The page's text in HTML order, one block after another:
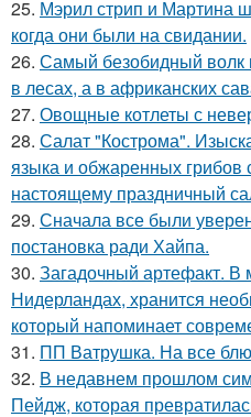
25. Мэрил стрип и Мартина
когда они были на свидании.
26. Самый безобидный волк
в лесах, а в африканских
27. Овощные котлеты с
28. Салат "Кострома".
языка и обжаренных
настоящему праздничный
29. Сначала все были
постановка ради Хайпа.
30. Загадочный артефакт. В
Нидерландах, хранится
который напоминает
31. ПП Ватрушка. На все
32. В недавнем прошлом
Пейдж, которая